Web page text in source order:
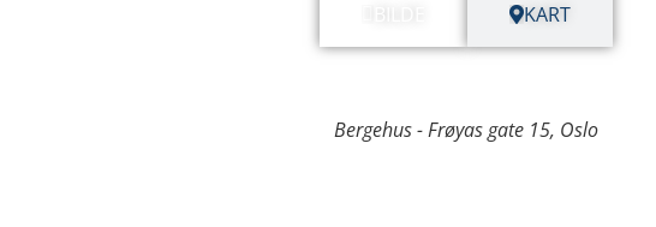
KART
Bergehus - Frøyas gate 15, Oslo